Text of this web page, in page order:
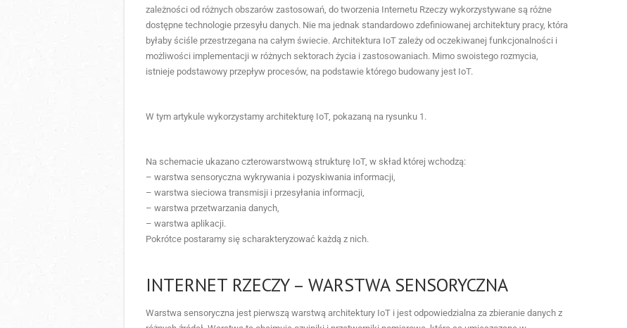
zależności od różnych obszarów zastosowań, do tworzenia Internetu Rzeczy wykorzystywane są różne
dostępne technologie przesyłu danych. Nie ma jednak standardowo zdefiniowanej architektury pracy, która
byłaby ściśle przestrzegana na całym świecie. Architektura IoT zależy od oczekiwanej funkcjonalności i
możliwości implementacji w różnych sektorach życia i zastosowaniach. Mimo swoistego rozmycia,
istnieje podstawowy przepływ procesów, na podstawie którego budowany jest IoT.
W tym artykule wykorzystamy architekturę IoT, pokazaną na rysunku 1.
Na schemacie ukazano czterowarstwową strukturę IoT, w skład której wchodzą:
– warstwa sensoryczna wykrywania i pozyskiwania informacji,
– warstwa sieciowa transmisji i przesyłania informacji,
– warstwa przetwarzania danych,
– warstwa aplikacji.
Pokrótce postaramy się scharakteryzować każdą z nich.
INTERNET RZECZY – WARSTWA SENSORYCZNA
Warstwa sensoryczna jest pierwszą warstwą architektury IoT i jest odpowiedzialna za zbieranie danych z